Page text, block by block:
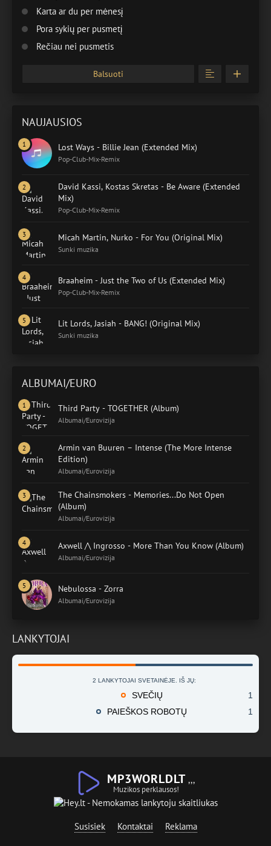
Karta ar du per mėnesį
Pora sykių per pusmetį
Rečiau nei pusmetis
Balsuoti
NAUJAUSIOS
Lost Ways - Billie Jean (Extended Mix)
Pop-Club-Mix-Remix
David Kassi, Kostas Skretas - Be Aware (Extended
Mix)
Pop-Club-Mix-Remix
Micah Martin, Nurko - For You (Original Mix)
Sunki muzika
Braaheim - Just the Two of Us (Extended Mix)
Pop-Club-Mix-Remix
Lit Lords, Jasiah - BANG! (Original Mix)
Sunki muzika
ALBUMAI/EURO
Third Party - TOGETHER (Album)
Albumai/Eurovizija
Armin van Buuren – Intense (The More Intense
Edition)
Albumai/Eurovizija
The Chainsmokers - Memories...Do Not Open
(Album)
Albumai/Eurovizija
Axwell /\ Ingrosso - More Than You Know (Album)
Albumai/Eurovizija
Nebulossa - Zorra
Albumai/Eurovizija
LANKYTOJAI
2 LANKYTOJAI SVETAINĖJE. IŠ JŲ:
SVEČIŲ
1
PAIEŠKOS ROBOTŲ
1
MP3WORLDLT
Muzikos perklausos!
,,,
Susisiek Kontaktai Reklama